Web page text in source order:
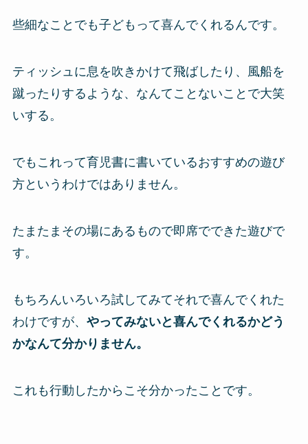
些細なことでも子どもって喜んでくれるんです。
ティッシュに息を吹きかけて飛ばしたり、風船を
蹴ったりするような、なんてことないことで大笑
いする。
でもこれって育児書に書いているおすすめの遊び
方というわけではありません。
たまたまその場にあるもので即席でできた遊びで
す。
もちろんいろいろ試してみてそれで喜んでくれた
わけですが、 やってみないと喜んでくれるかどう
かなんて分かりません。
これも行動したからこそ分かったことです。